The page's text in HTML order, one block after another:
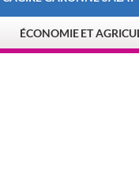
ÉCONOMIE ET